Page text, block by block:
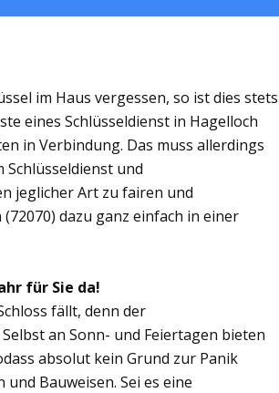
im Haus vergessen, so ist dies stets
eines Schlüsseldienst in Hagelloch
in Verbindung. Das muss allerdings
und
jeglicher Art zu fairen und
dazu ganz einfach in einer
für Sie da!
fällt, denn der
an Sonn- und Feiertagen bieten
absolut kein Grund zur Panik
Bauweisen. Sei es eine